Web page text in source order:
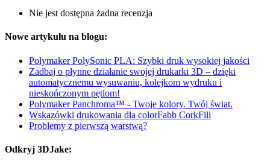
Nie jest dostępna żadna recenzja
Nowe artykułu na blogu:
Polymaker PolySonic PLA: Szybki druk wysokiej jakości
Zadbaj o płynne działanie swojej drukarki 3D – dzięki
automatycznemu wysuwaniu, kolejkom wydruku i
nieskończonym pętlom!
Polymaker Panchroma™ - Twoje kolory. Twój świat.
Wskazówki drukowania dla colorFabb CorkFill
Problemy z pierwszą warstwą?
Odkryj 3DJake: